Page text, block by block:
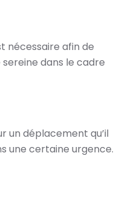
nécessaire afin de
dans le cadre
un déplacement qu’il
une certaine urgence.